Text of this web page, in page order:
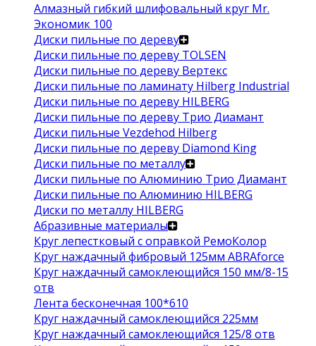
Алмазный гибкий шлифовальный круг Mr.
Экономик 100
Диски пильные по дереву
Диски пильные по дереву TOLSEN
Диски пильные по дереву Вертекс
Диски пильные по ламинату Hilberg Industrial
Диски пильные по дереву HILBERG
Диски пильные по дереву Трио Диамант
Диски пильные Vezdehod Hilberg
Диски пильные по дереву Diamond King
Диски пильные по металлу
Диски пильные по Алюминию Трио Диамант
Диски пильные по Алюминию HILBERG
Диски по металлу HILBERG
Абразивные материалы
Круг лепестковый с оправкой РемоКолор
Круг наждачный фибровый 125мм ABRAforce
Круг наждачный самоклеющийся 150 мм/8-15
отв
Лента бесконечная 100*610
Круг наждачный самоклеющийся 225мм
Круг наждачный самоклеющийся 125/8 отв